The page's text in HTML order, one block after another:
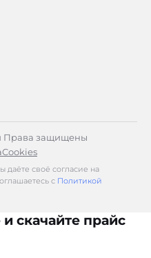
Права защищены
Cookies
своё согласие на
с Политикой
скачайте прайс